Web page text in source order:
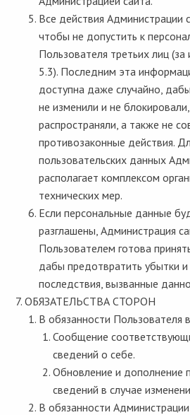
Все действия Администрации
чтобы не допустить к
Пользователя третьих лиц
5.3). Последним эта
доступна даже случайно,
не изменили и не
распространяли, а также не
противозаконные действия.
пользовательских данных
располагает комплексом
технических мер.
Если персональные данные
разглашены, Администрация
Пользователем готова
дабы предотвратить убытки
последствия, вызванные
ОБЯЗАТЕЛЬСТВА СТОРОН
В обязанности Пользователя
Сообщение
сведений о себе.
Обновление и дополнение
сведений в случае
В обязанности